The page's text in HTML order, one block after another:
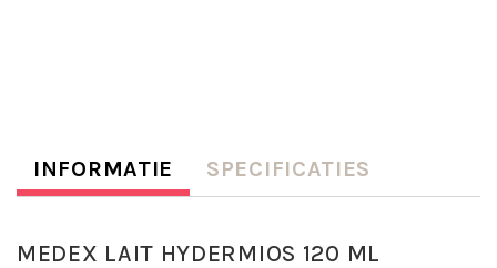
INFORMATIE SPECIFICATIES
MEDEX LAIT HYDERMIOS 120 ML